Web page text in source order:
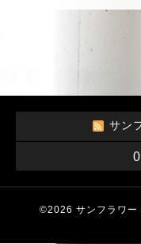
サン
©2026 サンフラワ